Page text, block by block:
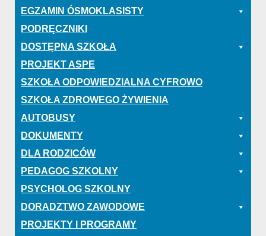
EGZAMIN ÓSMOKLASISTY
PODRĘCZNIKI
DOSTĘPNA SZKOŁA
PROJEKT ASPE
SZKOŁA ODPOWIEDZIALNA CYFROWO
SZKOŁA ZDROWEGO ŻYWIENIA
AUTOBUSY
DOKUMENTY
DLA RODZICÓW
PEDAGOG SZKOLNY
PSYCHOLOG SZKOLNY
DORADZTWO ZAWODOWE
PROJEKTY I PROGRAMY